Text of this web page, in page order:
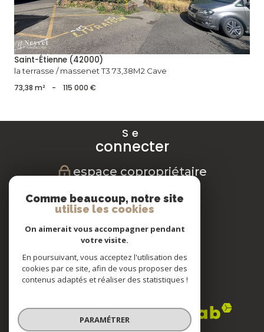
Saint-Étienne (42000)
la terrasse / massenet T3 73,38M2 Cave
73,38 m² - 115 000 €
Se
connecter
espace copropriétaire
Nous
suivre
Nous
adhérons
Comme beaucoup, notre site
utilise les cookies
On aimerait vous accompagner pendant
votre visite.
En poursuivant, vous acceptez l'utilisation des
cookies par ce site, afin de vous proposer des
contenus adaptés et réaliser des statistiques !
PARAMÉTRER